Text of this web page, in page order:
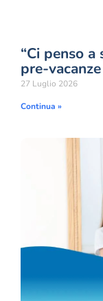
“Ci penso
pre-
27 Luglio 2026
Continua »